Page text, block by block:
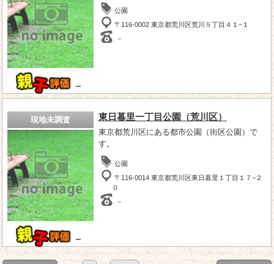
－
公園
〒116-0002 東京都荒川区荒川５丁目４１−１
－
現地未調査
－
東日暮里一丁目公園（荒川区）
東京都荒川区にある都市公園（街区公園）で
す。
公園
〒116-0014 東京都荒川区東日暮里１丁目１７−２
０
－